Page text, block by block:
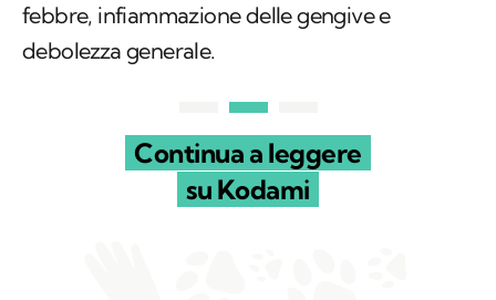
febbre, infiammazione delle gengive e
debolezza generale.
Continua a leggere
su Kodami